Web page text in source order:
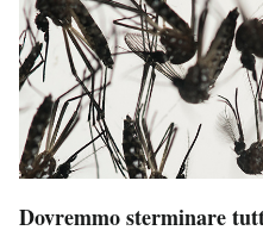
Dovremmo sterminare